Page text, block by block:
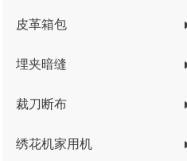
皮革箱包
埋夹暗缝
裁刀断布
绣花机家用机